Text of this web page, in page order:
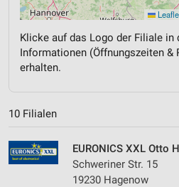
Klicke auf das Logo der Filiale in
Informationen (Öffnungszeiten &
erhalten.
10 Filialen
EURONICS XXL Otto
Schweriner Str. 15
19230 Hagenow